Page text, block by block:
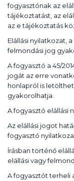
fogyasztónak az
tájékoztatást, az
az e tájékoztatás
Elállási nyilatkozat,
felmondási jog
A fogyasztó a 45/
jogát az erre
honlapról is
gyakorolhatja.
A fogyasztó elállási
Az elállási jogot
fogyasztó
Írásban történő
elállási vagy
A fogyasztót terheli